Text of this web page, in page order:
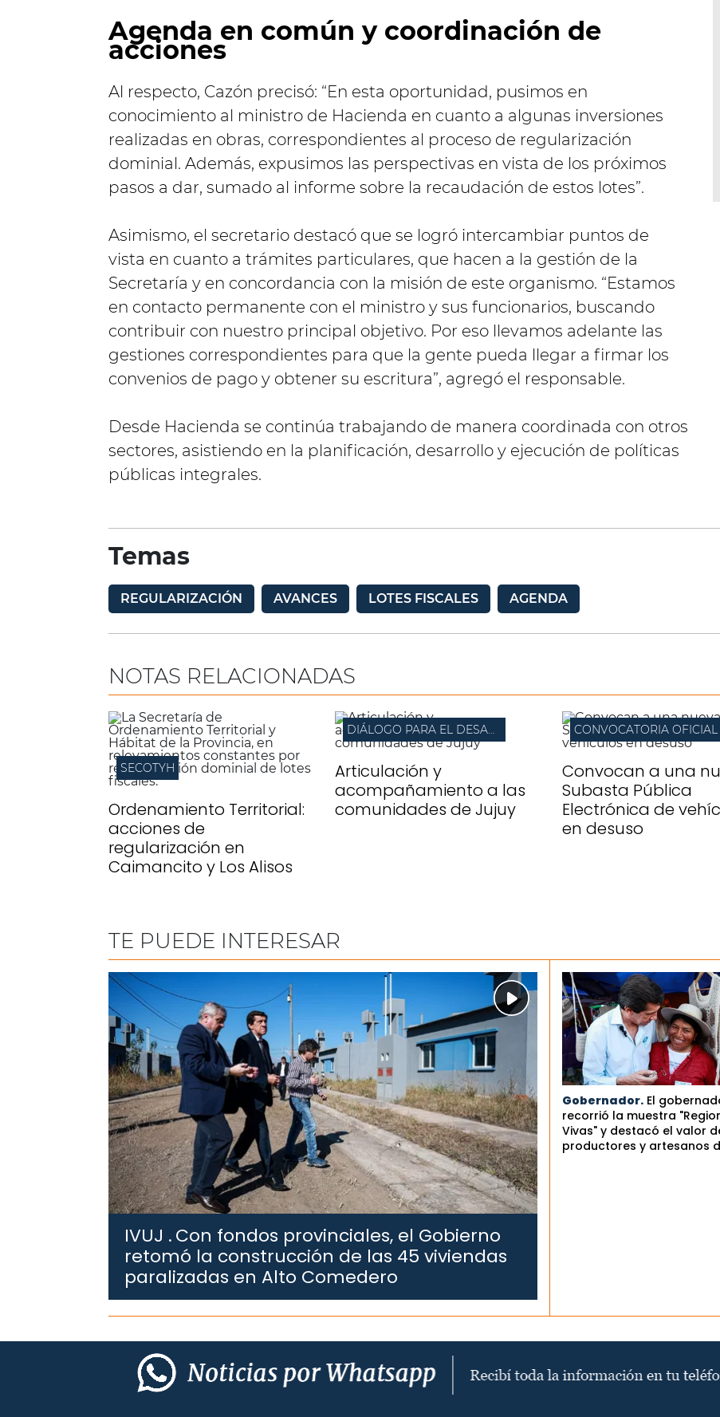
Agenda en común y coordinación de
acciones
Al respecto, Cazón precisó: “En esta oportunidad, pusimos en
conocimiento al ministro de Hacienda en cuanto a algunas inversiones
realizadas en obras, correspondientes al proceso de regularización
dominial. Además, expusimos las perspectivas en vista de los próximos
pasos a dar, sumado al informe sobre la recaudación de estos lotes”.
Asimismo, el secretario destacó que se logró intercambiar puntos de
vista en cuanto a trámites particulares, que hacen a la gestión de la
Secretaría y en concordancia con la misión de este organismo. “Estamos
en contacto permanente con el ministro y sus funcionarios, buscando
contribuir con nuestro principal objetivo. Por eso llevamos adelante las
gestiones correspondientes para que la gente pueda llegar a firmar los
convenios de pago y obtener su escritura”, agregó el responsable.
Desde Hacienda se continúa trabajando de manera coordinada con otros
sectores, asistiendo en la planificación, desarrollo y ejecución de políticas
públicas integrales.
Temas
REGULARIZACIÓN AVANCES LOTES FISCALES AGENDA
NOTAS RELACIONADAS
SECOTYH
Ordenamiento Territorial:
acciones de
regularización en
Caimancito y Los Alisos
DIÁLOGO PARA EL DESARROLLO LOCAL
Articulación y
acompañamiento a las
comunidades de Jujuy
CONVOCATORIA OFICIAL
Convocan a una
Subasta Pública
Electrónica de
en desuso
TE PUEDE INTERESAR
IVUJ .Con fondos provinciales, el Gobierno
retomó la construcción de las 45 viviendas
paralizadas en Alto Comedero
Gobernador. El
recorrió la muestra
Vivas" y destacó el valor
productores y artesanos